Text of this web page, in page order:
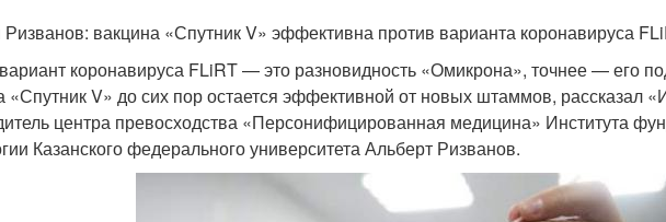
вакцина «Спутник V» эффективна против варианта коронавируса
коронавируса FLiRT — это разновидность «Омикрона», точнее — его
«Спутник V» до сих пор остается эффективной от новых штаммов, рассказал
центра превосходства «Персонифицированная медицина» Института
Казанского федерального университета Альберт Ризванов.